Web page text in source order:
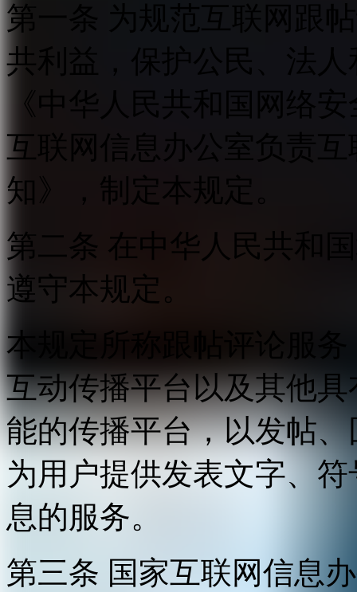
第一条 为规范互联网跟
共利益，保护公民、法
《中华人民共和国网络
互联网信息办公室负责
知》，制定本规定。
第二条 在中华人民共和
遵守本规定。
本规定所称跟帖评论服
互动传播平台以及其他
能的传播平台，以发帖
为用户提供发表文字、
息的服务。
第三条 国家互联网信息